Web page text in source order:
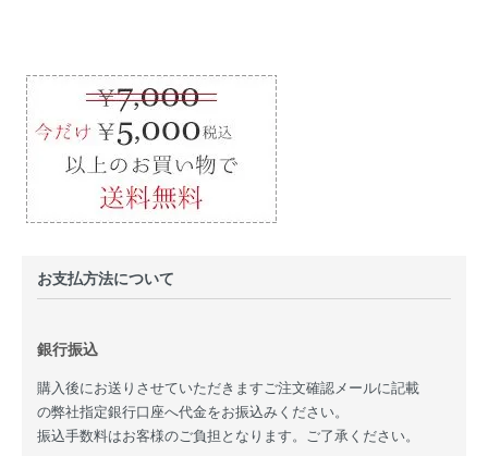
お支払方法について
銀行振込
購入後にお送りさせていただきますご注文確認メールに記載
の弊社指定銀行口座へ代金をお振込みください。
振込手数料はお客様のご負担となります。ご了承ください。